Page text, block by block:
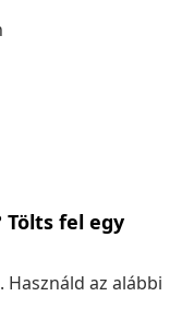
fel egy
az alábbi